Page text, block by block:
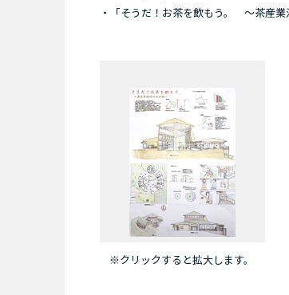
・「そうだ！お茶を飲もう。 ～茶産業
※クリックすると拡大します。